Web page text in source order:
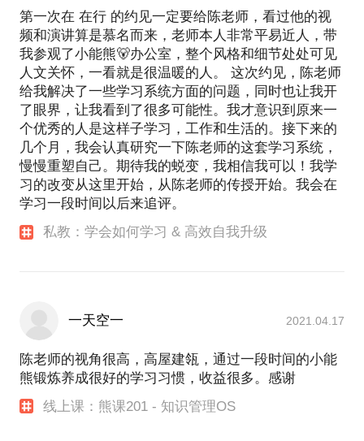
知识本身，是为了解决问题而学习。他痛恨死读书，
痛恨为了服从某种规则而学习。学习，是自我的探索
和发现，是碎片化时代的一种自我修炼，一种「自找
苦吃」的刻意练习。
现在，时间和知识都成为碎片、信息总是过载，知识
的快速迭代让每个人都被迫成为终生学习者。在干扰
和诱惑没那么多的美好过去，学习不是问题，而现
在，每个人都面对学习这个难题。所以，他总结了自
己的实践和思考，在公众号上专门分享关于「学会学
习」和「自我管理」方面的内容，希望找到对终生学
习与自我实现有着「严肃兴趣」的朋友多多交流。
无法回避自己对「碎片化时代，终生学习者如何高效
学习」这个难题的热爱，所以，别无选择只能去做自
己喜欢的事情(如果心中的想法和信念越来越清晰而不
去实行，该是多么痛苦)，他离开财务领域，创办了
来，这是一种命中注定。小能熊公司，要为学习者制
第一次在 在行 的约见一定要给陈老师，看过他的视
频和演讲算是慕名而来，老师本人非常平易近人，带
我参观了小能熊🐻办公室，整个风格和细节处处可见
人文关怀，一看就是很温暖的人。 这次约见，陈老师
给我解决了一些学习系统方面的问题，同时也让我开
了眼界，让我看到了很多可能性。我才意识到原来一
个优秀的人是这样子学习，工作和生活的。接下来的
几个月，我会认真研究一下陈老师的这套学习系统，
慢慢重塑自己。期待我的蜕变，我相信我可以！我学
习的改变从这里开始，从陈老师的传授开始。我会在
学习一段时间以后来追评。
私教：学会如何学习 & 高效自我升级
一天空一 2021.04.17
陈老师的视角很高，高屋建瓴，通过一段时间的小能
熊锻炼养成很好的学习习惯，收益很多。感谢
线上课：熊课201 - 知识管理OS